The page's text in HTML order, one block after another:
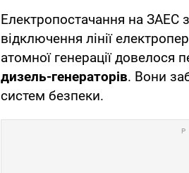
Електропостачання на ЗАЕС
відключення лінії
атомної генерації довелося
дизель-генераторів. Вони
систем безпеки.